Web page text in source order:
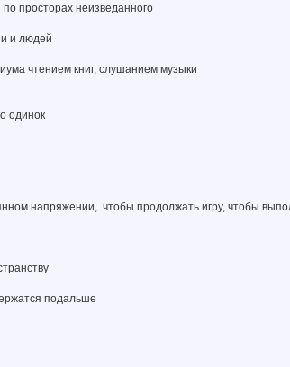
просторах неизведанного
и людей
чтением книг, слушанием музыки
одинок
напряжении, чтобы продолжать игру, чтобы
подальше